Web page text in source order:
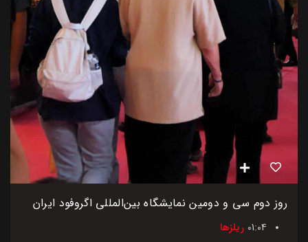
روز دوم سی و دومین نمایشگاه بین‌المللی اگروفود ایران
01:04 ریلزها